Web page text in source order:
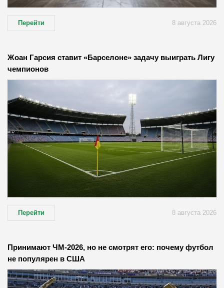
Перейти 8 августа 2026
Жоан Гарсия ставит «Барселоне» задачу выиграть Лигу
чемпионов
Перейти 8 августа 2026
Принимают ЧМ-2026, но не смотрят его: почему футбол
не популярен в США